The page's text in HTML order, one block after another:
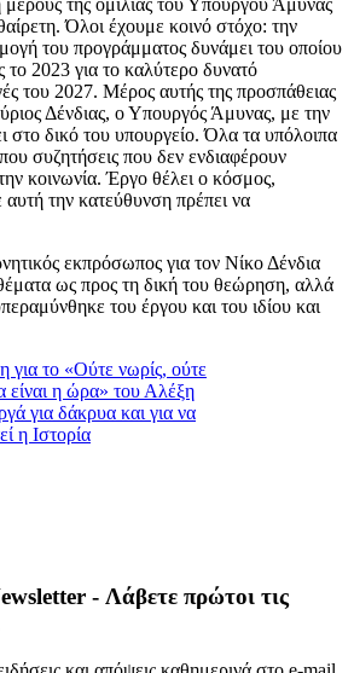
Όλοι έχουμε κοινό στόχο: την
του προγράμματος δυνάμει του οποίου
το 2023 για το καλύτερο δυνατό
του 2027. Μέρος αυτής της προσπάθειας
Δένδιας, ο Υπουργός Άμυνας, με την
στο δικό του υπουργείο. Όλα τα υπόλοιπα
συζητήσεις που δεν ενδιαφέρουν
κοινωνία. Έργο θέλει ο κόσμος,
την κατεύθυνση πρέπει να
εκπρόσωπος για τον Νίκο Δένδια
ως προς τη δική του θεώρηση, αλλά
του έργου και του ιδίου και
για το «Ούτε νωρίς, ούτε
είναι η ώρα» του Αλέξη
για δάκρυα και για να
η Ιστορία
- Λάβετε πρώτοι τις